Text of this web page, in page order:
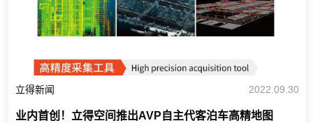
立得新闻 2022.09.30
业内首创！立得空间推出AVP自主代客泊车高精地图